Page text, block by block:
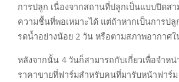
การปลูก เนื่องจากสถานที่ปลูกเป็นแบบปิดส
ความชื้นที่พอเหมาะได้ แต่ถ้าหากเป็นการปลู
รดน้ำอย่างน้อย 2 วัน หรือตามสภาพอากาศ
หลังจากนั้น 4 วันก็สามารถกับเกี่ยวเพื่อจำหน่
ราคาขายที่ฟาร์มสำหรับคนที่มารับหน้าฟาร์